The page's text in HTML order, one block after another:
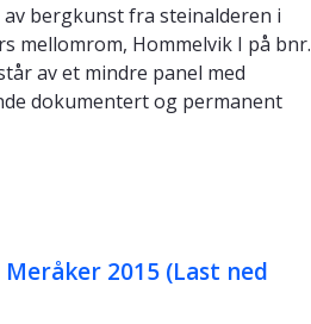
bergkunst fra steinalderen i
mellomrom, Hommelvik I på bnr.
av et mindre panel med
dokumentert og permanent
2015 (Last ned